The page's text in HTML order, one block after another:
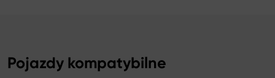
Pojazdy kompatybilne